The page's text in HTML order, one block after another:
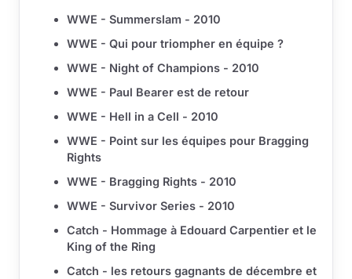
WWE - Summerslam - 2010
WWE - Qui pour triompher en équipe ?
WWE - Night of Champions - 2010
WWE - Paul Bearer est de retour
WWE - Hell in a Cell - 2010
WWE - Point sur les équipes pour Bragging
Rights
WWE - Bragging Rights - 2010
WWE - Survivor Series - 2010
Catch - Hommage à Edouard Carpentier et le
King of the Ring
Catch - les retours gagnants de décembre et